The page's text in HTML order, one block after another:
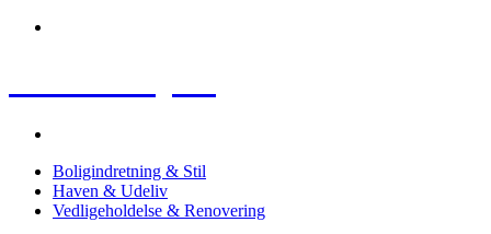
Boligindretning & Stil
Haven & Udeliv
Vedligeholdelse & Renovering